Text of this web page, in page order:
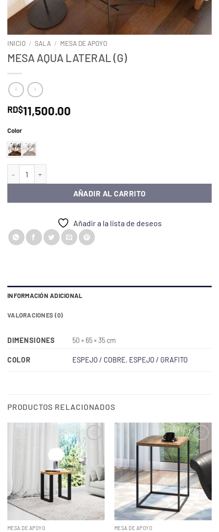
INICIO / SALA / MESA DE APOYO
MESA AQUA LATERAL (G)
RD$11,500.00
Color
AÑADIR AL CARRITO
Añadir a la lista de deseos
INFORMACIÓN ADICIONAL
VALORACIONES (0)
DIMENSIONES 50 × 65 × 35 cm
COLOR ESPEJO / COBRE, ESPEJO / GRAFITO
PRODUCTOS RELACIONADOS
MESA DE APOYO MESA DE APOYO